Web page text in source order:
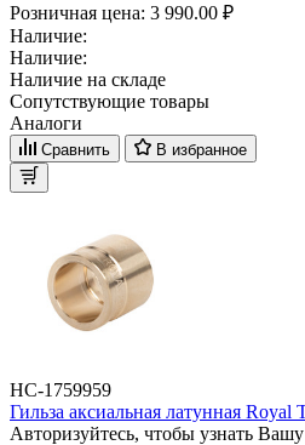
Розничная цена: 3 990.00 ₽
Наличие:
Наличие:
Наличие на складе
Сопутствующие товары
Аналоги
Сравнить В избранное
НС-1759959
Гильза аксиальная латунная Royal
Авторизуйтесь, чтобы узнать